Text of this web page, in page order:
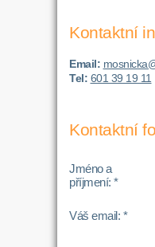
Kontaktní
Email:
Tel: 601 39 19 11
Kontaktní
Jméno a
příjmení: *
Váš email: *